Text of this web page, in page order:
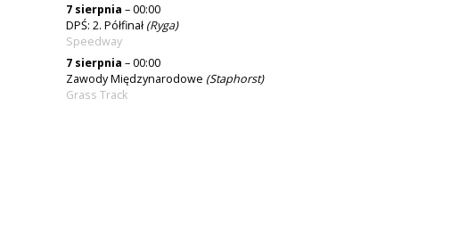
7 sierpnia – 00:00
DPŚ: 2. Półfinał(Ryga)
Speedway
7 sierpnia – 00:00
Zawody Międzynarodowe (Staphorst)
Grass Track